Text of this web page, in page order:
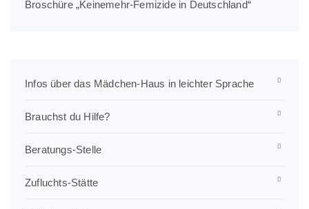
Broschüre „Keinemehr-Femizide in Deutschland“
Infos über das Mädchen-Haus in leichter Sprache
Brauchst du Hilfe?
Beratungs-Stelle
Zufluchts-Stätte